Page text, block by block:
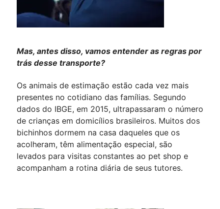
Mas, antes disso, vamos entender as regras por
trás desse transporte?
Os animais de estimação estão cada vez mais
presentes no cotidiano das famílias. Segundo
dados do IBGE, em 2015, ultrapassaram o número
de crianças em domicílios brasileiros. Muitos dos
bichinhos dormem na casa daqueles que os
acolheram, têm alimentação especial, são
levados para visitas constantes ao pet shop e
acompanham a rotina diária de seus tutores.